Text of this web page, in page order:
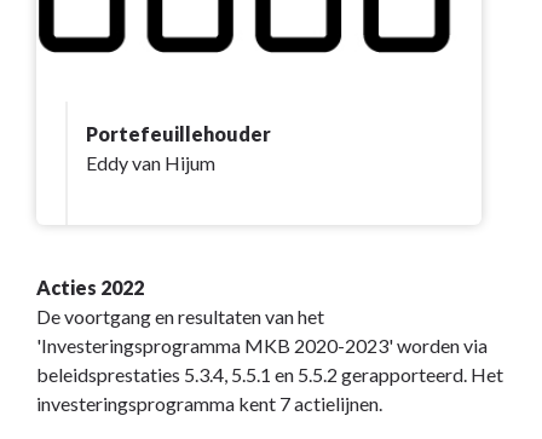
Portefeuillehouder
Eddy van Hijum
Acties 2022
De voortgang en resultaten van het
'Investeringsprogramma MKB 2020-2023' worden via
beleidsprestaties 5.3.4, 5.5.1 en 5.5.2 gerapporteerd. Het
investeringsprogramma kent 7 actielijnen.